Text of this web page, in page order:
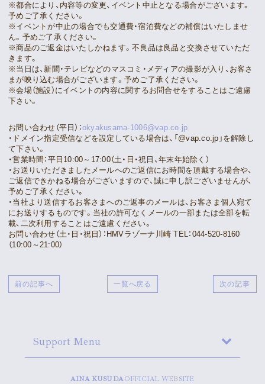
※都合により、内容等の変更、イベント中止となる場合がございます。
予めご了承ください。
※イベントが中止の場合でも交通費・宿泊費などの補償はいたしませ
ん。予めご了承ください。
※商品のご返金はいたしかねます。不良品は良品と交換させていただ
きます。
※当日は、新聞・テレビなどのマスコミ・メディアの撮影が入り、お客さ
まが映り込む場合がございます。予めご了承ください。
※会場（施設）にイベントの内容に関するお問合せをすることはご遠慮
下さい。
お問い合わせ（平日）：okyakusama-1006@vap.co.jp
・ドメイン指定受信などを設定している場合は、「@vap.co.jp」を解除し
て下さい。
・営業時間：平日10:00～17:00（土・日・祝日、年末年始除く）
・お送りいただきましたメールへのご返信にお時間を頂戴する場合や、
ご返信できかねる場合がございますので、誠に申し訳ございませんが、
予めご了承ください。
・当社より送信するお客さまへのご返事のメールは、お客さま個人宛て
にお送りするものです。当社の許可なくメールの一部または全部を転
載、二次利用することはご遠慮ください。
お問い合わせ（土・日・祝日）：HMVラゾーナ川崎 TEL：044-520-8160
（10:00～21:00）
次の記事
一覧へ戻る
前の記事へ
Support Menu
AINA KUSUDAOFFICIAL WEBSITE